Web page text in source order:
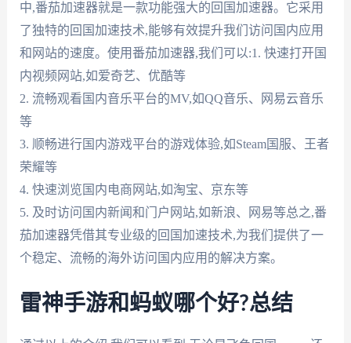
中,番茄加速器就是一款功能强大的回国加速器。它采用
了独特的回国加速技术,能够有效提升我们访问国内应用
和网站的速度。使用番茄加速器,我们可以:1. 快速打开国
内视频网站,如爱奇艺、优酷等
2. 流畅观看国内音乐平台的MV,如QQ音乐、网易云音乐
等
3. 顺畅进行国内游戏平台的游戏体验,如Steam国服、王者
荣耀等
4. 快速浏览国内电商网站,如淘宝、京东等
5. 及时访问国内新闻和门户网站,如新浪、网易等总之,番
茄加速器凭借其专业级的回国加速技术,为我们提供了一
个稳定、流畅的海外访问国内应用的解决方案。
雷神手游和蚂蚁哪个好?总结